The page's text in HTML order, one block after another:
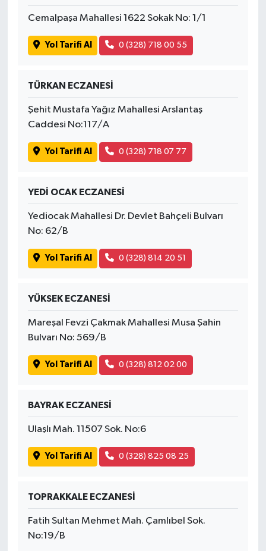
Cemalpaşa Mahallesi 1622 Sokak No: 1/1
Yol Tarifi Al 0 (328) 718 00 55
TÜRKAN ECZANESİ
Şehit Mustafa Yağız Mahallesi Arslantaş
Caddesi No:117/A
Yol Tarifi Al 0 (328) 718 07 77
YEDİ OCAK ECZANESİ
Yediocak Mahallesi Dr. Devlet Bahçeli Bulvarı
No: 62/B
Yol Tarifi Al 0 (328) 814 20 51
YÜKSEK ECZANESİ
Mareşal Fevzi Çakmak Mahallesi Musa Şahin
Bulvarı No: 569/B
Yol Tarifi Al 0 (328) 812 02 00
BAYRAK ECZANESİ
Ulaşlı Mah. 11507 Sok. No:6
Yol Tarifi Al 0 (328) 825 08 25
TOPRAKKALE ECZANESİ
Fatih Sultan Mehmet Mah. Çamlıbel Sok.
No:19/B